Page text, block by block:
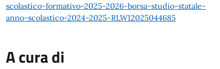
scolastico-formativo-2025-2026-borsa-studio-statale-
anno-scolastico-2024-2025-RLW12025044685
A cura di